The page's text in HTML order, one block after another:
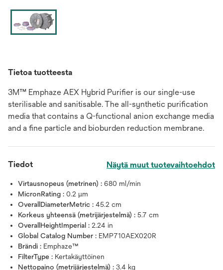
Tietoa tuotteesta
3M™ Emphaze AEX Hybrid Purifier is our single-use
sterilisable and sanitisable. The all-synthetic purification
media that contains a Q-functional anion exchange media
and a fine particle and bioburden reduction membrane.
Tiedot Näytä muut tuotevaihtoehdot
Virtausnopeus (metrinen) : 680 ml/min
MicronRating : 0.2 μm
OverallDiameterMetric : 45.2 cm
Korkeus yhteensä (metrijärjestelmä) : 5.7 cm
OverallHeightImperial : 2.24 in
Global Catalog Number : EMP710AEX020R
Brändi : Emphaze™
FilterType : Kertakäyttöinen
Nettopaino (metrijärjestelmä) : 3.4 kg